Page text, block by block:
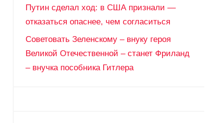
Путин сделал ход: в США признали —
отказаться опаснее, чем согласиться
Советовать Зеленскому – внуку героя
Великой Отечественной – станет Фриланд
– внучка пособника Гитлера